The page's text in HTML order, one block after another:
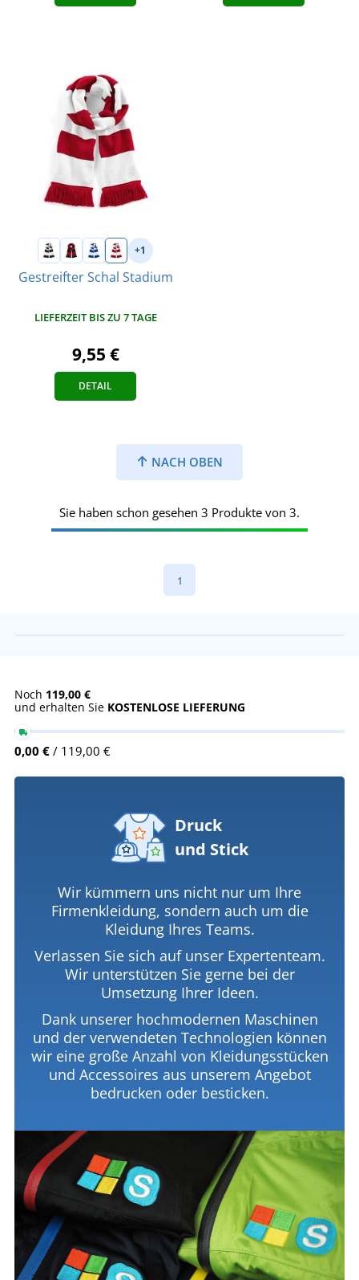
+1
Gestreifter Schal Stadium
LIEFERZEIT BIS ZU 7 TAGE
9,55 €
DETAIL
NACH OBEN
Sie haben schon gesehen 3 Produkte von 3.
1
Noch 119,00 €
und erhalten Sie KOSTENLOSE LIEFERUNG
0,00 € / 119,00 €
Druck
und Stick
Wir kümmern uns nicht nur um Ihre
Firmenkleidung, sondern auch um die
Kleidung Ihres Teams.
Verlassen Sie sich auf unser Expertenteam.
Wir unterstützen Sie gerne bei der
Umsetzung Ihrer Ideen.
Dank unserer hochmodernen Maschinen
und der verwendeten Technologien können
wir eine große Anzahl von Kleidungsstücken
und Accessoires aus unserem Angebot
bedrucken oder besticken.